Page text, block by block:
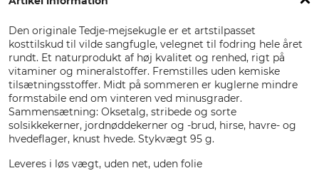
Den originale Tedje-mejsekugle er et artstilpasset
kosttilskud til vilde sangfugle, velegnet til fodring hele året
rundt. Et naturprodukt af høj kvalitet og renhed, rigt på
vitaminer og mineralstoffer. Fremstilles uden kemiske
tilsætningsstoffer. Midt på sommeren er kuglerne mindre
formstabile end om vinteren ved minusgrader.
Sammensætning: Oksetalg, stribede og sorte
solsikkekerner, jordnøddekerner og -brud, hirse, havre- og
hvedeflager, knust hvede. Stykvægt 95 g.
Leveres i løs vægt, uden net, uden folie